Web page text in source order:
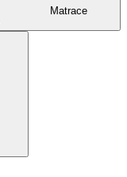
Matrace